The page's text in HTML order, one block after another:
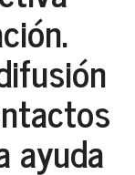
ayuda